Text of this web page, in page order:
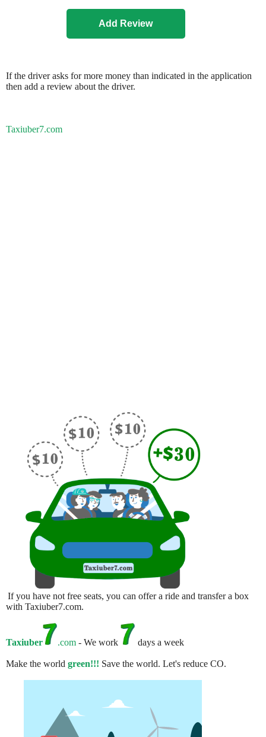
If the driver asks for more money than indicated in the application
then add a review about the driver.
Taxiuber7.com
If you have not free seats, you can offer a ride and transfer a box
with Taxiuber7.com.
Taxiuber .com - We work days a week
Make the world green!!! Save the world. Let's reduce CO.